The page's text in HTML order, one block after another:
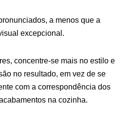
a menos que a
excepcional.
concentre-se mais no estilo e
no resultado, em vez de se
com a correspondência dos
na cozinha.